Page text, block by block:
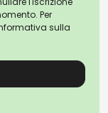
Per
sulla